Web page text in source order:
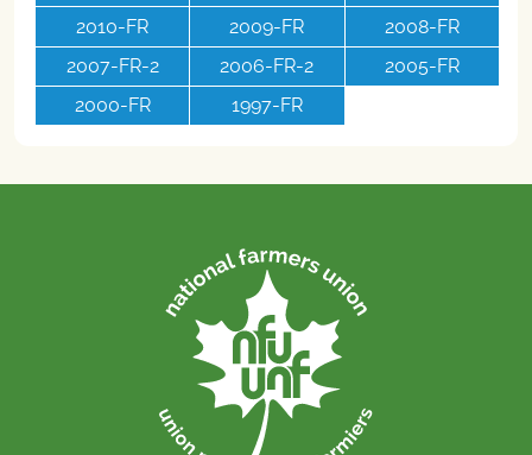
2010-FR
2009-FR
2008-FR
2007-FR-2
2006-FR-2
2005-FR
2000-FR
1997-FR